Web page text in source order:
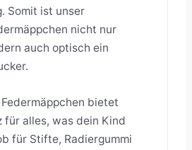
Somit ist unser
nicht nur
auch optisch ein
bietet
für alles, was dein Kind
für Stifte, Radiergummi